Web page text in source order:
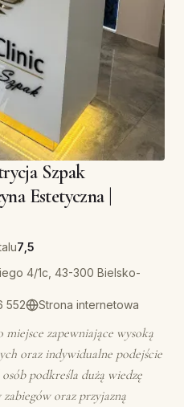
Szpak
Estetyczna |
7,5
4/1c, 43-300 Bielsko-
552 Strona internetowa
zapewniające wysoką
oraz indywidualne podejście
podkreśla dużą wiedzę
oraz przyjazną